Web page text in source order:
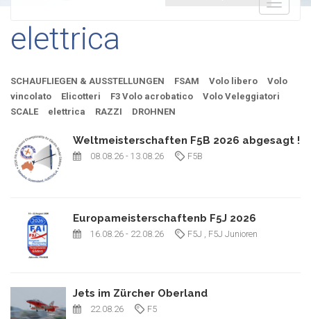
elettrica
SCHAUFLIEGEN & AUSSTELLUNGEN FSAM Volo libero
Volo
vincolato
Elicotteri F3 Volo acrobatico
Volo Veleggiatori
SCALE
elettrica RAZZI DROHNEN
Weltmeisterschaften F5B 2026 abgesagt !
08.08.26 - 13.08.26 F5B
Europameisterschaftenb F5J 2026
16.08.26 - 22.08.26 F5J , F5J Junioren
Jets im Zürcher Oberland
22.08.26 F5